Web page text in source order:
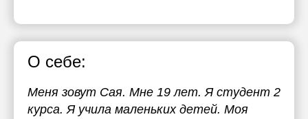
О себе:
Меня зовут Сая. Мне 19 лет. Я студент 2
курса. Я учила маленьких детей. Моя